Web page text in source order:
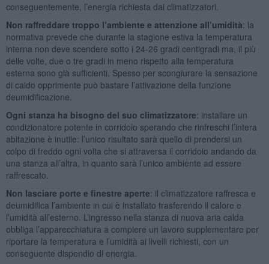
conseguentemente, l’energia richiesta dai climatizzatori.
Non raffreddare troppo l’ambiente e attenzione all’umidità: la
normativa prevede che durante la stagione estiva la temperatura
interna non deve scendere sotto i 24-26 gradi centigradi ma, il più
delle volte, due o tre gradi in meno rispetto alla temperatura
esterna sono già sufficienti. Spesso per scongiurare la sensazione
di caldo opprimente può bastare l’attivazione della funzione
deumidificazione.
Ogni stanza ha bisogno del suo climatizzatore: installare un
condizionatore potente in corridoio sperando che rinfreschi l’intera
abitazione è inutile: l’unico risultato sarà quello di prendersi un
colpo di freddo ogni volta che si attraversa il corridoio andando da
una stanza all’altra, in quanto sarà l’unico ambiente ad essere
raffrescato.
Non lasciare porte e finestre aperte: il climatizzatore raffresca e
deumidifica l’ambiente in cui è installato trasferendo il calore e
l’umidità all’esterno. L’ingresso nella stanza di nuova aria calda
obbliga l’apparecchiatura a compiere un lavoro supplementare per
riportare la temperatura e l’umidità ai livelli richiesti, con un
conseguente dispendio di energia.